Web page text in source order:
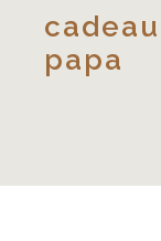
papa